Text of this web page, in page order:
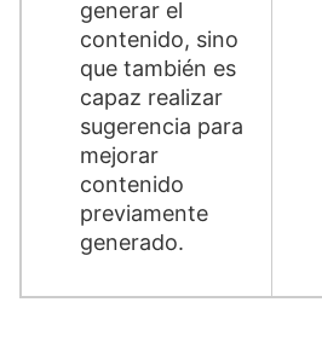
generar el
contenido, sino
que también es
capaz realizar
sugerencia para
mejorar
contenido
previamente
generado.